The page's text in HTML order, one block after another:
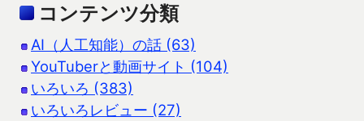
コンテンツ分類
AI（人工知能）の話 (63)
YouTuberと動画サイト (104)
いろいろ (383)
いろいろレビュー (27)